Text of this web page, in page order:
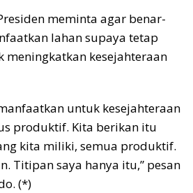
meminta agar benar-
lahan supaya tetap
kesejahteraan
untuk kesejahteraan
produktif. Kita berikan itu
kita miliki, semua produktif.
Titipan saya hanya itu,” pesan
(*)